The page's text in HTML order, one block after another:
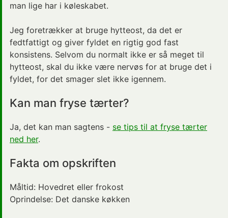
man lige har i køleskabet.
Jeg foretrækker at bruge hytteost, da det er
fedtfattigt og giver fyldet en rigtig god fast
konsistens. Selvom du normalt ikke er så meget til
hytteost, skal du ikke være nervøs for at bruge det i
fyldet, for det smager slet ikke igennem.
Kan man fryse tærter?
Ja, det kan man sagtens - se tips til at fryse tærter
ned her.
Fakta om opskriften
Måltid: Hovedret eller frokost
Oprindelse: Det danske køkken